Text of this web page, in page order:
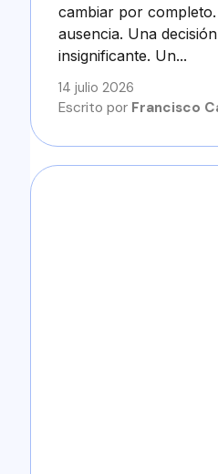
cambiar por
ausencia. Una
insignificante. Un...
14 julio 2026
Escrito por Francisco